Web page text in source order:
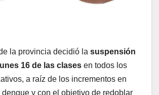
la provincia decidió la suspensión
16 de las clases en todos los
a raíz de los incrementos en
dengue y con el objetivo de redoblar